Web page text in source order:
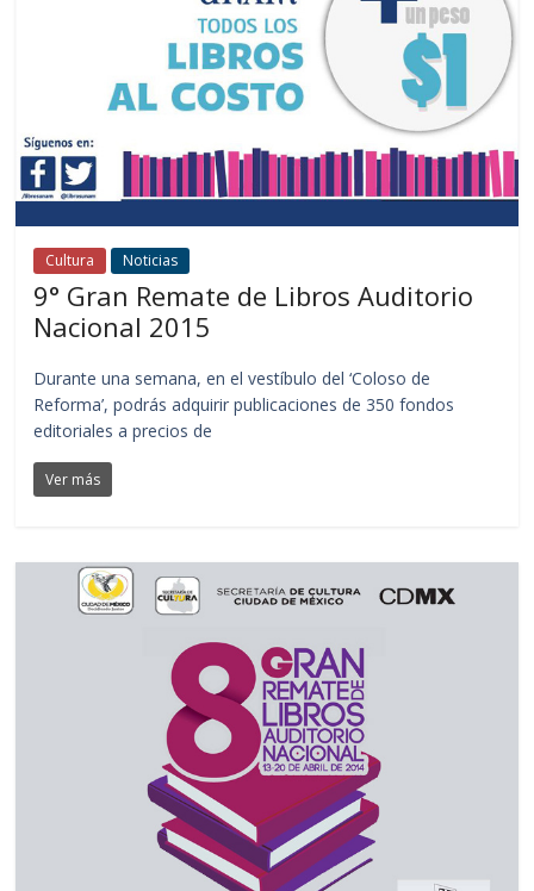
Cultura Noticias
9° Gran Remate de Libros Auditorio
Nacional 2015
Durante una semana, en el vestíbulo del ‘Coloso de
Reforma’, podrás adquirir publicaciones de 350 fondos
editoriales a precios de
Ver más